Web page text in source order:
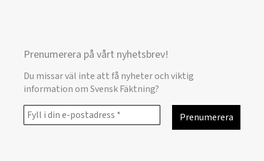
Prenumerera på vårt nyhetsbrev!
Du missar väl inte att få nyheter och viktig
information om Svensk Fäktning?